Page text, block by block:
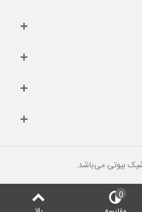
بیوتی می‌باشد.
0